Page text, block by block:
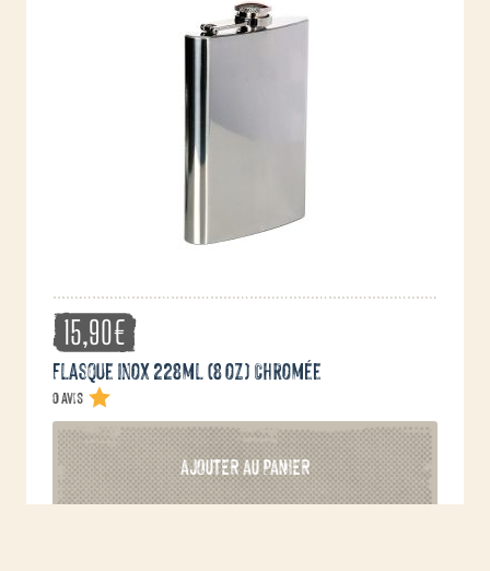
15,90€
Flasque inox 228ml (8 oz) Chromée
0 avis
AJOUTER AU PANIER